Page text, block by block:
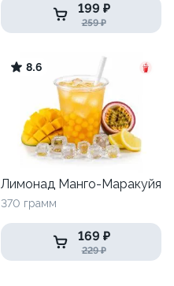
199 ₽
259 ₽
8.6
Лимонад Манго-Маракуйя
370 грамм
169 ₽
229 ₽